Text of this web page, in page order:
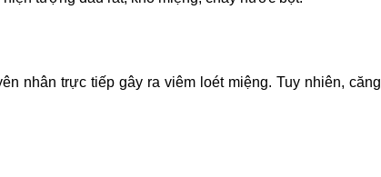
nhân trực tiếp gây ra viêm loét miệng. Tuy nhiên,